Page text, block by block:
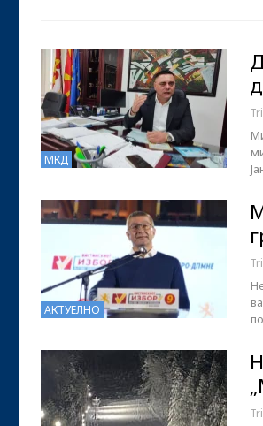
МКД
АКТУЕЛНО